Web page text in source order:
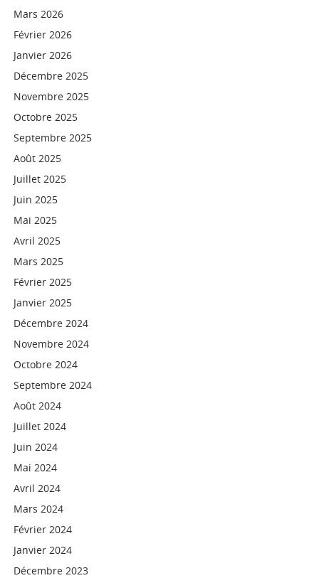
Mars 2026
Février 2026
Janvier 2026
Décembre 2025
Novembre 2025
Octobre 2025
Septembre 2025
Août 2025
Juillet 2025
Juin 2025
Mai 2025
Avril 2025
Mars 2025
Février 2025
Janvier 2025
Décembre 2024
Novembre 2024
Octobre 2024
Septembre 2024
Août 2024
Juillet 2024
Juin 2024
Mai 2024
Avril 2024
Mars 2024
Février 2024
Janvier 2024
Décembre 2023